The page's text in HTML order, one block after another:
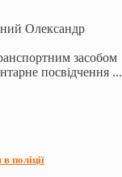
Олександр
засобом
посвідчення ...
поліції